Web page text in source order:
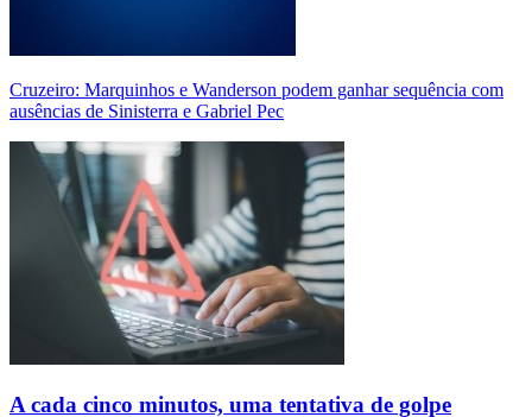
Cruzeiro: Marquinhos e Wanderson podem ganhar sequência com
ausências de Sinisterra e Gabriel Pec
A cada cinco minutos, uma tentativa de golpe